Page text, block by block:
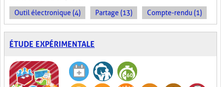
Outil électronique (4) Partage (13) Compte-rendu (1)
ÉTUDE EXPÉRIMENTALE